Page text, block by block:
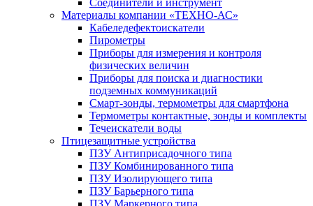
Соединители и инструмент
Материалы компании «ТЕХНО-АС»
Кабеледефектоискатели
Пирометры
Приборы для измерения и контроля
физических величин
Приборы для поиска и диагностики
подземных коммуникаций
Смарт-зонды, термометры для смартфона
Термометры контактные, зонды и комплекты
Течеискатели воды
Птицезащитные устройства
ПЗУ Антиприсадочного типа
ПЗУ Комбинированного типа
ПЗУ Изолирующего типа
ПЗУ Барьерного типа
ПЗУ Маркерного типа